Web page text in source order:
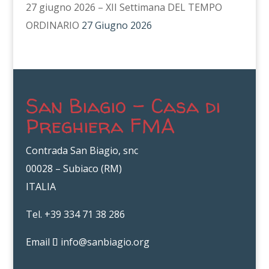
27 giugno 2026 – XII Settimana DEL TEMPO
ORDINARIO 27 Giugno 2026
San Biagio – Casa di
Preghiera FMA
Contrada San Biagio, snc
00028 – Subiaco (RM)
ITALIA
Tel. +39 334 71 38 286
Email info@sanbiagio.org